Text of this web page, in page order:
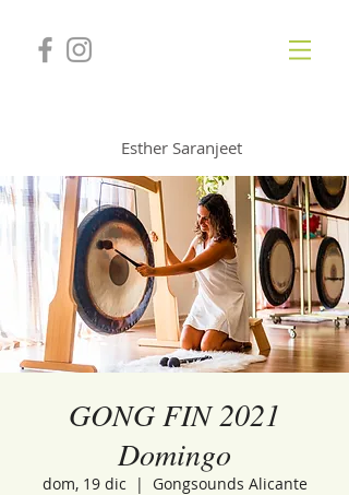
Esther Saranjeet
GONG FIN 2021
Domingo
dom, 19 dic
  |
Gongsounds Alicante